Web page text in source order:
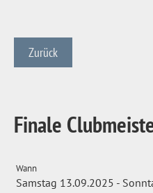
Zurück
Finale
Wann
Samstag 13.09.2025 -